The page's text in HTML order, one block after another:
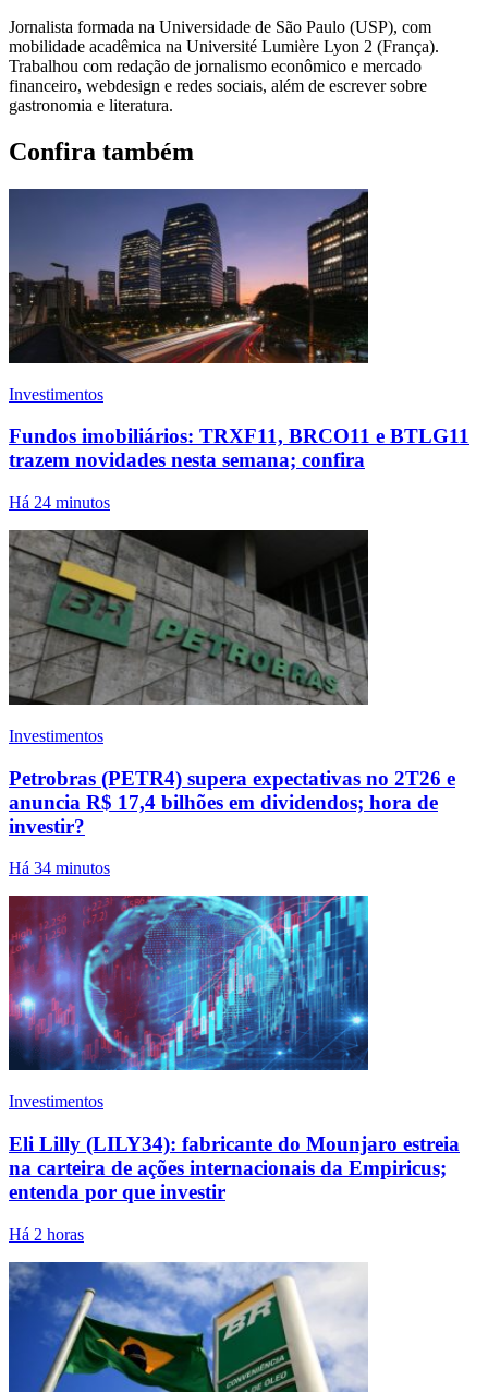
Jornalista formada na Universidade de São Paulo (USP), com
mobilidade acadêmica na Université Lumière Lyon 2 (França).
Trabalhou com redação de jornalismo econômico e mercado
financeiro, webdesign e redes sociais, além de escrever sobre
gastronomia e literatura.
Confira também
Investimentos
Fundos imobiliários: TRXF11, BRCO11 e BTLG11
trazem novidades nesta semana; confira
Há 24 minutos
Investimentos
Petrobras (PETR4) supera expectativas no 2T26 e
anuncia R$ 17,4 bilhões em dividendos; hora de
investir?
Há 34 minutos
Investimentos
Eli Lilly (LILY34): fabricante do Mounjaro estreia
na carteira de ações internacionais da Empiricus;
entenda por que investir
Há 2 horas